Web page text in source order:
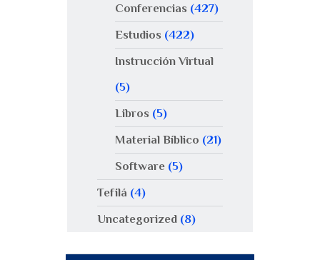
Conferencias (427)
Estudios (422)
Instrucción Virtual
(5)
Libros (5)
Material Bíblico (21)
Software(5)
Tefilá (4)
Uncategorized (8)